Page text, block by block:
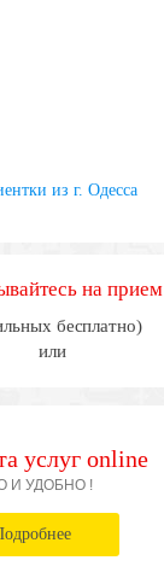
из г. Одесса
на прием
бесплатно)
или
услуг online
И УДОБНО !